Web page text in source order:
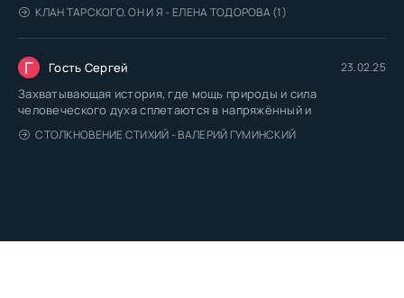
КЛАН ТАРСКОГО. ОН И Я - ЕЛЕНА ТОДОРОВА (1)
Г Гость Сергей 23.02.25
Захватывающая история, где мощь природы и сила
человеческого духа сплетаются в напряжённый и
СТОЛКНОВЕНИЕ СТИХИЙ - ВАЛЕРИЙ ГУМИНСКИЙ